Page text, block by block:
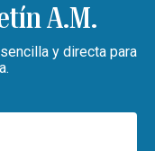
A.M.
y directa para